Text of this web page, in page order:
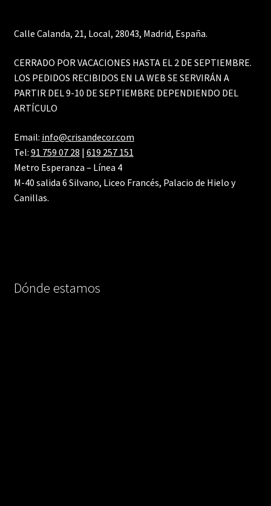
Calle Calanda, 21, Local, 28043, Madrid, España.
CERRADO POR VACACIONES HASTA EL 2 DE SEPTIEMBRE.
LOS PEDIDOS RECIBIDOS EN LA WEB SE SERVIRÁN A
PARTIR DEL 9-10 DE SEPTIEMBRE DEPENDIENDO DEL
ARTÍCULO
Email: info@crisandecor.com
Tel: 91 759 07 28 | 619 257 151
Metro Esperanza – Línea 4
M-40 salida 6 Silvano, Liceo Francés, Palacio de Hielo y
Canillas.
Dónde estamos